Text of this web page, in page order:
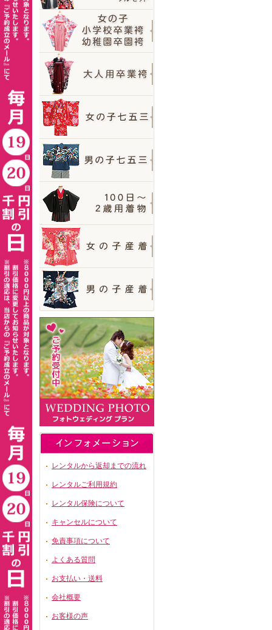
レンタルから返却までの流れ
レンタルご利用規約
レンタル保険について
キャンセルについて
免責事項について
よくある質問
お支払い・送料
会社概要
お客様の声